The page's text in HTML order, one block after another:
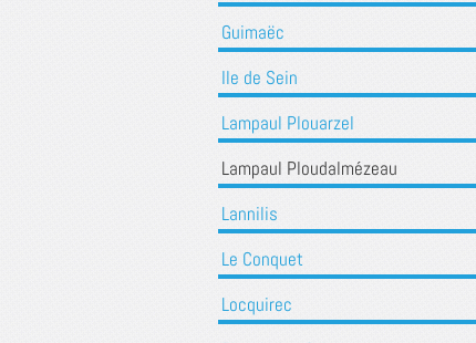
Guimaëc
Ile de Sein
Lampaul Plouarzel
Lampaul Ploudalmézeau
Lannilis
Le Conquet
Locquirec